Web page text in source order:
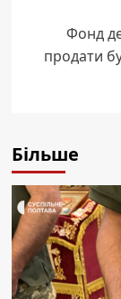
Фонд
продати
Більше